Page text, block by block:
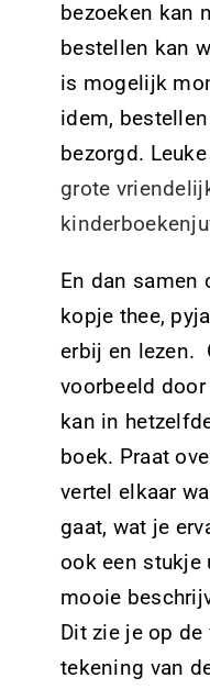
bezoeken kan
bestellen kan
is mogelijk
idem,
bezorgd.
grote
En dan samen
kopje thee,
erbij en lezen.
voorbeeld
kan in
boek. Praat
vertel elkaar
gaat, wat je
ook een stukje
mooie
Dit zie je op
tekening van